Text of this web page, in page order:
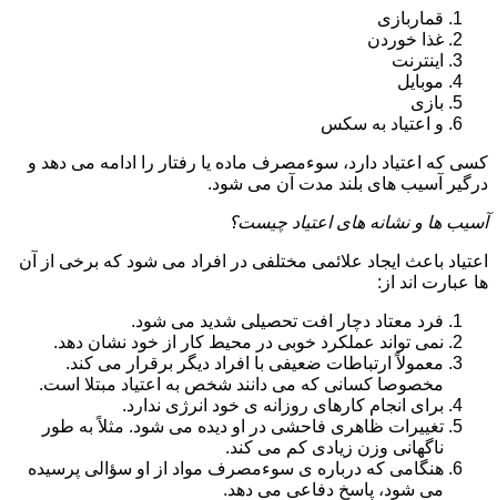
قماربازی
غذا خوردن
اینترنت
موبایل
بازی
و اعتیاد به سکس
کسی که اعتیاد دارد، سوءمصرف ماده یا رفتار را ادامه می دهد و
درگیر آسیب های بلند مدت آن می شود.
آسیب ها و نشانه های اعتیاد چیست؟
اعتیاد باعث ایجاد علائمی مختلفی در افراد می شود که برخی از آن
ها عبارت اند از:
فرد معتاد دچار افت تحصیلی شدید می شود.
نمی تواند عملکرد خوبی در محیط کار از خود نشان دهد.
معمولاً ارتباطات ضعیفی با افراد دیگر برقرار می کند.
مخصوصا کسانی که می دانند شخص به اعتیاد مبتلا است.
برای انجام کارهای روزانه ی خود انرژی ندارد.
تغییرات ظاهری فاحشی در او دیده می شود. مثلاً به طور
ناگهانی وزن زیادی کم می کند.
هنگامی که درباره ی سوءمصرف مواد از او سؤالی پرسیده
می شود، پاسخ دفاعی می دهد.